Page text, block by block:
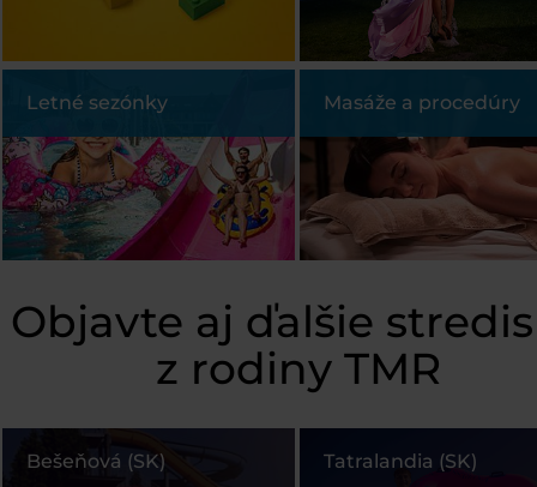
Letné sezónky Masáže a procedúry
Objavte aj ďalšie
z rodiny TMR
Bešeňová (SK) Tatralandia (SK)